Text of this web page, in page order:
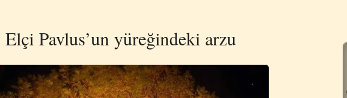
Elçi Pavlus’un yüreğindeki arzu